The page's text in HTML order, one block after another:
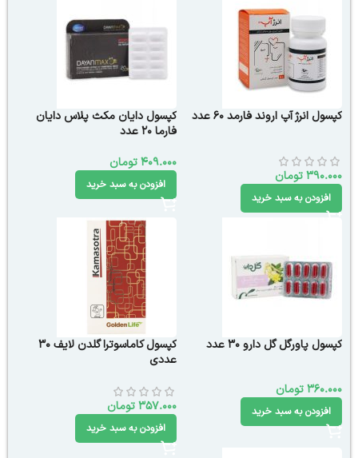
کپسول انرژ آپ اروند فارمد 60 عدد
390.000تومان
افزودن به سبد خرید
کپسول دایان مکث پلاس دایان
فارما 20 عدد
409.000تومان
افزودن به سبد خرید
کپسول پاورگل گل دارو 30 عدد
360.000تومان
افزودن به سبد خرید
کپسول کاماسوترا گلدن لایف 30
عددی
357.000تومان
افزودن به سبد خرید